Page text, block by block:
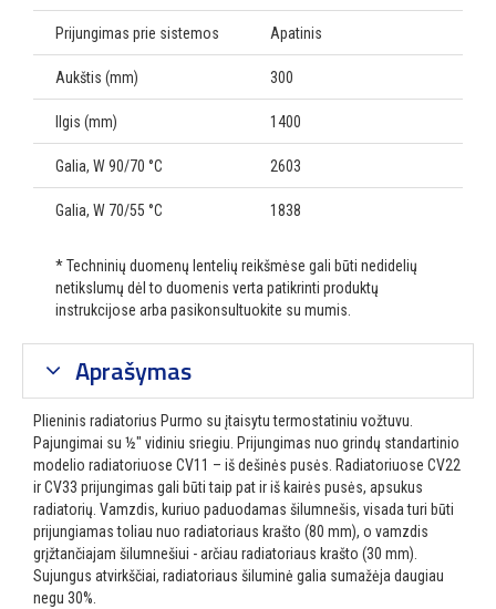
Prijungimas prie sistemos Apatinis
Aukštis (mm) 300
Ilgis (mm) 1400
Galia, W 90/70 °C 2603
Galia, W 70/55 °C 1838
* Techninių duomenų lentelių reikšmėse gali būti nedidelių
netikslumų dėl to duomenis verta patikrinti produktų
instrukcijose arba pasikonsultuokite su mumis.
Aprašymas
Plieninis radiatorius Purmo su įtaisytu termostatiniu vožtuvu.
Pajungimai su ½″ vidiniu sriegiu. Prijungimas nuo grindų standartinio
modelio radiatoriuose CV11 – iš dešinės pusės. Radiatoriuose CV22
ir CV33 prijungimas gali būti taip pat ir iš kairės pusės, apsukus
radiatorių. Vamzdis, kuriuo paduodamas šilumnešis, visada turi būti
prijungiamas toliau nuo radiatoriaus krašto (80 mm), o vamzdis
grįžtančiajam šilumnešiui - arčiau radiatoriaus krašto (30 mm).
Sujungus atvirkščiai, radiatoriaus šiluminė galia sumažėja daugiau
negu 30%.